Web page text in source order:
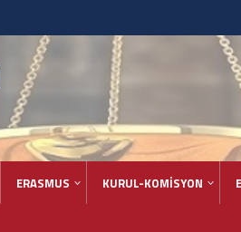
ERASMUS KURUL-KOMİSYON